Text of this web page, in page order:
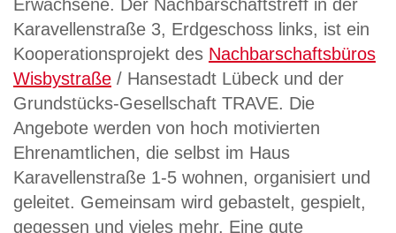
Erwachsene. Der Nachbarschaftstreff in der
Karavellenstraße 3, Erdgeschoss links, ist ein
Kooperationsprojekt des Nachbarschaftsbüros
Wisbystraße / Hansestadt Lübeck und der
Grundstücks-Gesellschaft TRAVE. Die
Angebote werden von hoch motivierten
Ehrenamtlichen, die selbst im Haus
Karavellenstraße 1-5 wohnen, organisiert und
geleitet. Gemeinsam wird gebastelt, gespielt,
gegessen und vieles mehr. Eine gute